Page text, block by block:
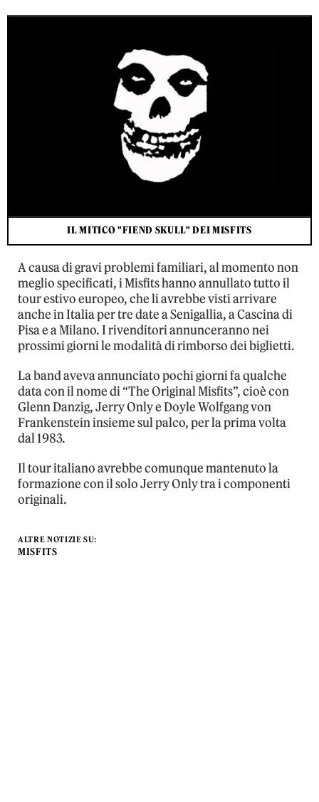
IL MITICO "FIEND SKULL" DEI MISFITS
A causa di gravi problemi familiari, al momento non
meglio specificati, i Misfits hanno annullato tutto il
tour estivo europeo, che li avrebbe visti arrivare
anche in Italia per tre date a Senigallia, a Cascina di
Pisa e a Milano. I rivenditori annunceranno nei
prossimi giorni le modalità di rimborso dei biglietti.
La band aveva annunciato pochi giorni fa qualche
data con il nome di “The Original Misfits”, cioè con
Glenn Danzig, Jerry Only e Doyle Wolfgang von
Frankenstein insieme sul palco, per la prima volta
dal 1983.
Il tour italiano avrebbe comunque mantenuto la
formazione con il solo Jerry Only tra i componenti
originali.
ALTRE NOTIZIE SU:
MISFITS